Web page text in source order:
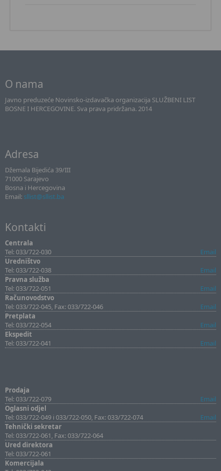
O nama
Javno preduzeće Novinsko-izdavačka organizacija SLUŽBENI LIST
BOSNE I HERCEGOVINE. Sva prava pridržana. 2014
Adresa
Džemala Bijedića 39/III
71000 Sarajevo
Bosna i Hercegovina
Email: sllist@sllist.ba
Kontakti
Centrala
Tel: 033/722-030
Email
Uredništvo
Tel: 033/722-038
Email
Pravna služba
Tel: 033/722-051
Email
Računovodstvo
Tel: 033/722-045, Fax: 033/722-046
Email
Pretplata
Tel: 033/722-054
Email
Ekspedit
Tel: 033/722-041
Email
Prodaja
Tel: 033/722-079
Email
Oglasni odjel
Tel: 033/722-049 i 033/722-050, Fax: 033/722-074
Email
Tehnički sekretar
Tel: 033/722-061, Fax: 033/722-064
Ured direktora
Tel: 033/722-061
Komercijala